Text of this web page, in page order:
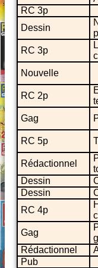
RC 3p
Dessin
RC 3p
Nouvelle
RC 2p
Gag
RC 5p
Rédactionnel
Dessin
Dessin
RC 4p
Gag
Rédactionnel
Pub